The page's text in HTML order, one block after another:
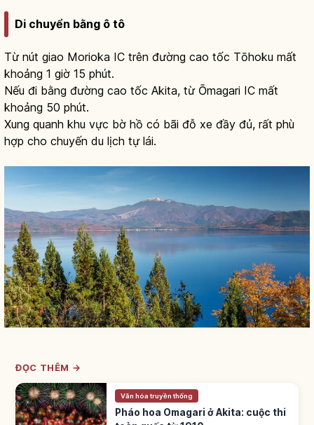
Di chuyển bằng ô tô
Từ nút giao Morioka IC trên đường cao tốc Tōhoku mất
khoảng 1 giờ 15 phút.
Nếu đi bằng đường cao tốc Akita, từ Ōmagari IC mất
khoảng 50 phút.
Xung quanh khu vực bờ hồ có bãi đỗ xe đầy đủ, rất phù
hợp cho chuyến du lịch tự lái.
ĐỌC THÊM →
Văn hóa truyền thống
Pháo hoa Omagari ở Akita: cuộc thi